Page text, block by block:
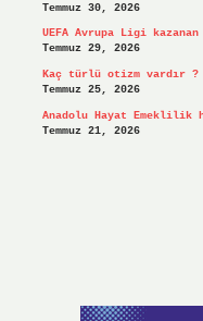
Temmuz 30, 2026
UEFA Avrupa Ligi
Temmuz 29, 2026
Kaç türlü otizm vardır ?
Temmuz 25, 2026
Anadolu Hayat
Temmuz 21, 2026